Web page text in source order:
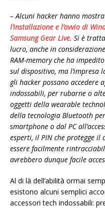
– Alcuni hacker hanno
l’installazione e l’avvio di
Samsung Gear Live. Si è
lucro, anche in
RAM-memory che ha
sul dispositivo, ma l’impresa
gli hacker possano accedere
indossabili, per rubarne o
oggetti della wearable
della tecnologia Bluetooth
smartphone o dal PC
esperti, il PIN che protegge
essere facilmente
avrebbero dunque facile
Al di là dell’abilità ormai
esistono alcuni semplici
accessori tech indossabili: